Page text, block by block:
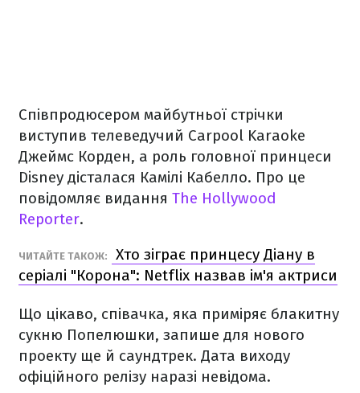
Співпродюсером майбутньої стрічки
виступив телеведучий Carpool Karaoke
Джеймс Корден, а роль головної принцеси
Disney дісталася Камілі Кабелло. Про це
повідомляє видання The Hollywood
Reporter.
ЧИТАЙТЕ ТАКОЖ:
Хто зіграє принцесу Діану в
серіалі "Корона": Netflix назвав ім'я актриси
Що цікаво, співачка, яка приміряє блакитну
сукню Попелюшки, запише для нового
проекту ще й саундтрек. Дата виходу
офіційного релізу наразі невідома.